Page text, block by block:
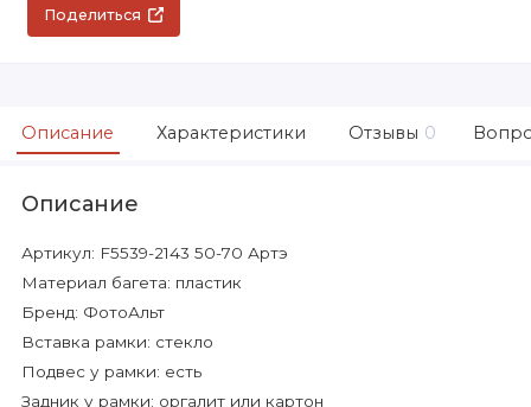
Поделиться
Описание Характеристики Отзывы 0
Описание
Артикул: F5539-2143 50-70 Артэ
Материал багета: пластик
Бренд: ФотоАльт
Вставка рамки: стекло
Подвес у рамки: есть
Задник у рамки: оргалит или картон